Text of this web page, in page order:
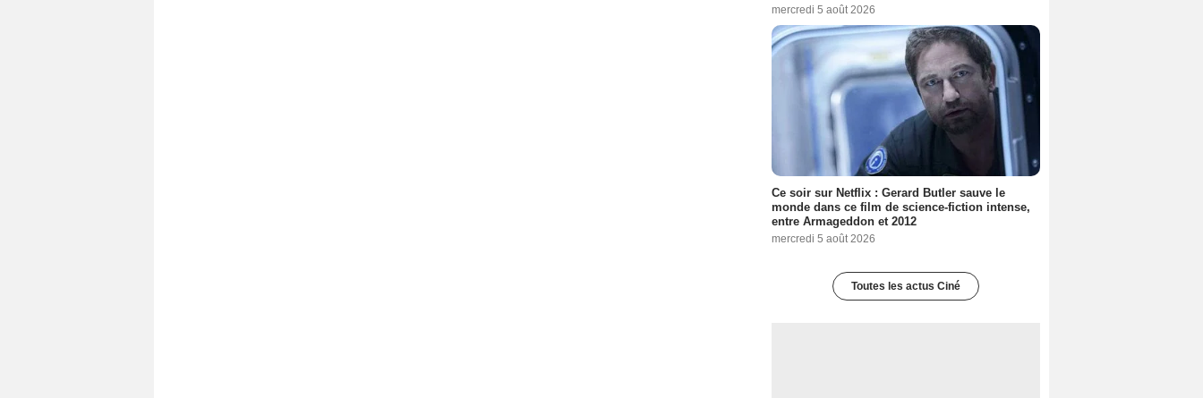
mercredi 5 août 2026
Ce soir sur Netflix : Gerard Butler sauve le
monde dans ce film de science-fiction intense,
entre Armageddon et 2012
mercredi 5 août 2026
Toutes les actus Ciné